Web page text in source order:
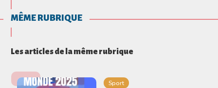
MÊME RUBRIQUE
Les articles de la même rubrique
Sport